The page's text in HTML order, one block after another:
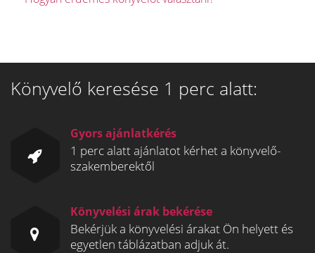
Könyvelő keresése 1 perc alatt:
Gyors ajánlatkérés
1 perc alatt ajánlatot kérhet a könyvelő-
szakemberektől
Könyvelési árak bekérése
Bekérjük a könyvelési árakat Ön helyett és
egyetlen táblázatban adjuk át.